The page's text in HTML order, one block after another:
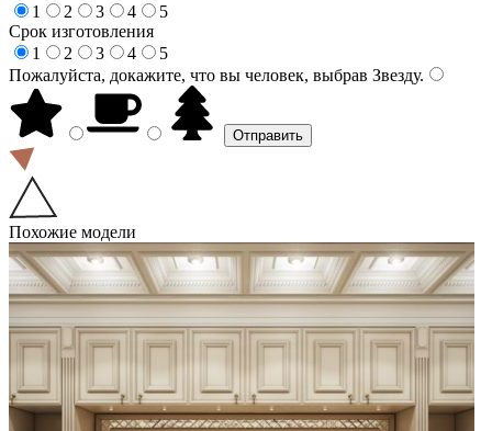
1
2 3 4
5
Срок изготовления
1
2 3 4
5
Пожалуйста, докажите, что вы человек, выбрав Звезду.
Похожие модели